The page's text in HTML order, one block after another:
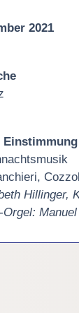
2021
Einstimmung
Hillinger,